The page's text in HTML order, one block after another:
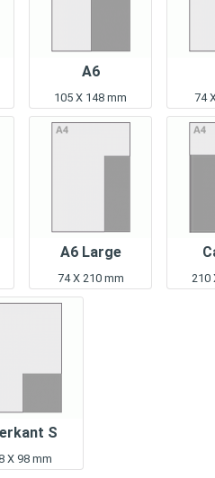
A6
105 X 148 mm 74
A6 Large
74 X 210 mm 210
S
X 98 mm